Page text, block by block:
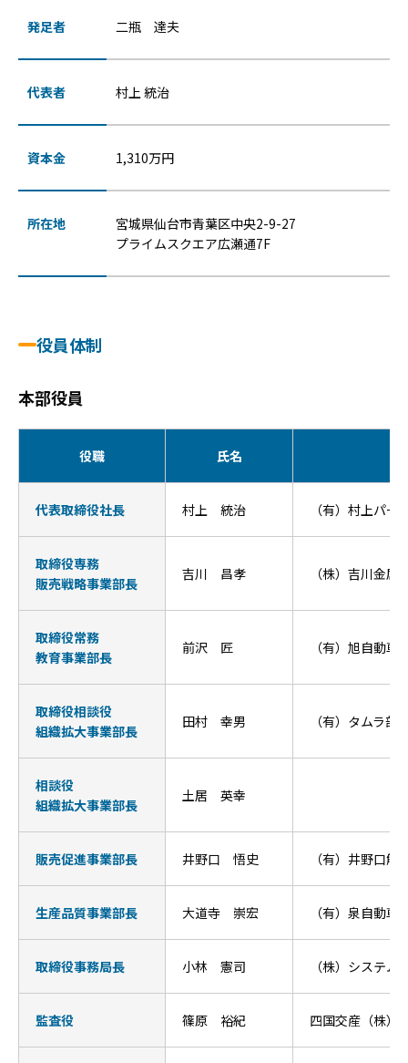
発足者 二瓶 達夫
代表者 村上 統治
資本金 1,310万円
所在地
宮城県仙台市青葉区中央2-9-27
プライムスクエア広瀬通7F
役員体制
本部役員
役職 氏名
代表取締役社長 村上 統治 （有）村上パー
取締役専務
販売戦略事業部長
吉川 昌孝 （株）吉川金
取締役常務
教育事業部長
前沢 匠 （有）旭自動車
取締役相談役
組織拡大事業部長
田村 幸男 （有）タムラ部
相談役
組織拡大事業部長
土居 英幸
販売促進事業部長 井野口 悟史 （有）井野口解
生産品質事業部長 大道寺 崇宏 （有）泉自動車
取締役事務局長 小林 憲司 （株）システム
監査役 篠原 裕紀 四国交産（株）